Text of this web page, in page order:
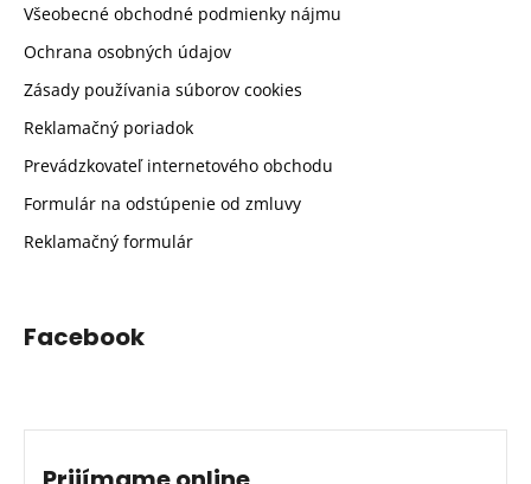
Všeobecné obchodné podmienky nájmu
Ochrana osobných údajov
Zásady používania súborov cookies
Reklamačný poriadok
Prevádzkovateľ internetového obchodu
Formulár na odstúpenie od zmluvy
Reklamačný formulár
Facebook